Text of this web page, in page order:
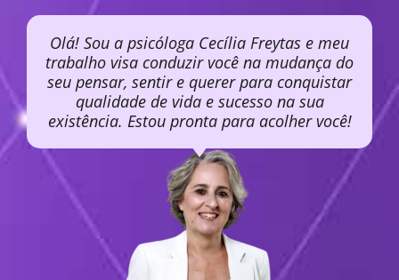
Olá! Sou a psicóloga Cecília Freytas e meu
trabalho visa conduzir você na mudança do
seu pensar, sentir e querer para conquistar
qualidade de vida e sucesso na sua
existência. Estou pronta para acolher você!